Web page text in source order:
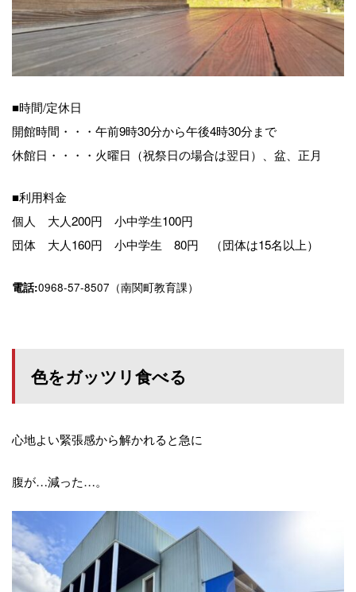
■時間/定休日
開館時間・・・午前9時30分から午後4時30分まで
休館日・・・・火曜日（祝祭日の場合は翌日）、盆、正月
■利用料金
個人 大人200円 小中学生100円
団体 大人160円 小中学生 80円 （団体は15名以上）
電話:0968-57-8507（南関町教育課）
色をガッツリ食べる
心地よい緊張感から解かれると急に
腹が…減った…。